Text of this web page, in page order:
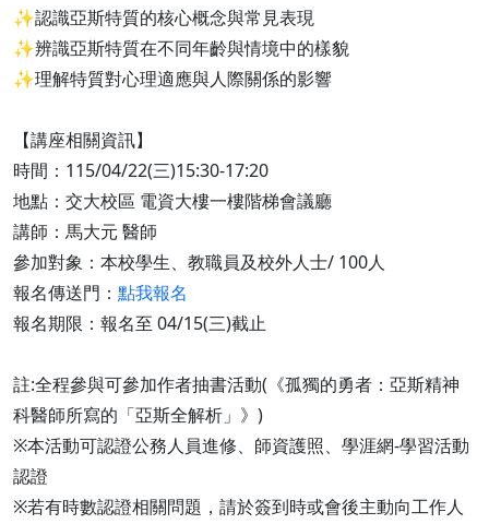
✨認識亞斯特質的核心概念與常見表現
✨辨識亞斯特質在不同年齡與情境中的樣貌
✨理解特質對心理適應與人際關係的影響
【講座相關資訊】
時間：115/04/22(三)15:30-17:20
地點：交大校區 電資大樓一樓階梯會議廳
講師：馬大元 醫師
參加對象：本校學生、教職員及校外人士/ 100人
報名傳送門： 點我報名
報名期限：報名至 04/15(三)截止
註:全程參與可參加作者抽書活動(《孤獨的勇者：亞斯精神
科醫師所寫的「亞斯全解析」》)
※本活動可認證公務人員進修、師資護照、學涯網-學習活動
認證
※若有時數認證相關問題，請於簽到時或會後主動向工作人